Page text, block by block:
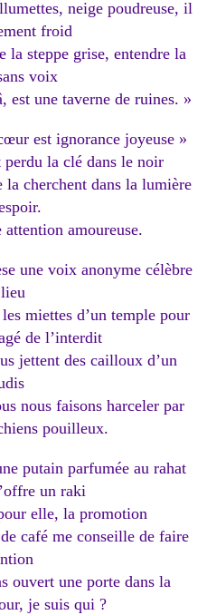
neige poudreuse, il
froid
la steppe grise, entendre la
voix
est une taverne de ruines. »
est ignorance joyeuse »
perdu la clé dans le noir
cherchent dans la lumière
attention amoureuse.
une voix anonyme célèbre
miettes d’un temple pour
de l’interdit
jettent des cailloux d’un
nous faisons harceler par
pouilleux.
putain parfumée au rahat
un raki
elle, la promotion
café me conseille de faire
ouvert une porte dans la
je suis qui ?